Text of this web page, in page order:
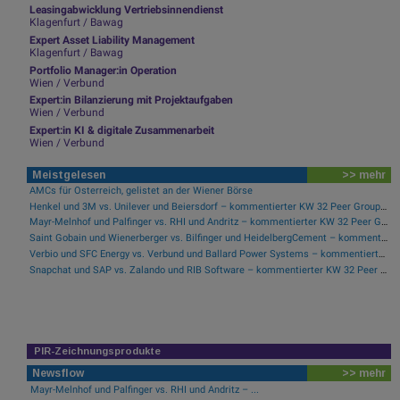
Leasingabwicklung Vertriebsinnendienst
Klagenfurt / Bawag
Expert Asset Liability Management
Klagenfurt / Bawag
Portfolio Manager:in Operation
Wien / Verbund
Expert:in Bilanzierung mit Projektaufgaben
Wien / Verbund
Expert:in KI & digitale Zusammenarbeit
Wien / Verbund
Meistgelesen >> mehr
AMCs für Österreich, gelistet an der Wiener Börse
Henkel und 3M vs. Unilever und Beiersdorf – kommentierter KW 32 Peer Group Watch Konsumgüter
Mayr-Melnhof und Palfinger vs. RHI und Andritz – kommentierter KW 32 Peer Group Watch Zykliker Österreich
Saint Gobain und Wienerberger vs. Bilfinger und HeidelbergCement – kommentierter KW 32 Peer Group Watch Bau & Baustoffe
Verbio und SFC Energy vs. Verbund und Ballard Power Systems – kommentierter KW 32 Peer Group Watch Energie
PIR-Zeichnungsprodukte
Newsflow >> mehr
Mayr-Melnhof und Palfinger vs. RHI und Andritz – ...